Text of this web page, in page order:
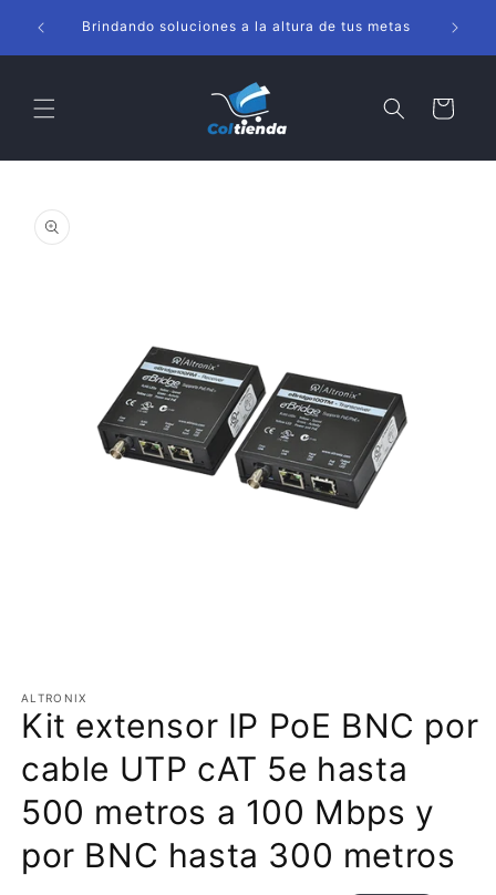
directamenteBrindando soluciones a la altura de tus metas
Carrito
a la
información
multimedia
1
en
ventana
modal
ALTRONIX
Kit extensor IP PoE BNC por
cable UTP cAT 5e hasta
500 metros a 100 Mbps y
por BNC hasta 300 metros